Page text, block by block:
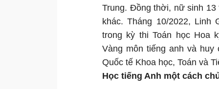
Trung. Đồng thời, nữ sinh
khác. Tháng 10/2022, Linh
trong kỳ thi Toán học Hoa
Vàng môn tiếng anh và
Quốc tế Khoa học, Toán và
Học tiếng Anh một cách